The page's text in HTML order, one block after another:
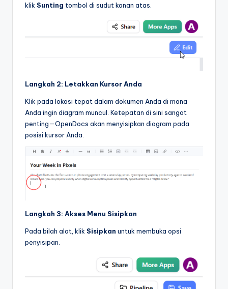
klik Sunting tombol di sudut kanan atas.
Langkah 2: Letakkan Kursor Anda
Klik pada lokasi tepat dalam dokumen Anda di mana
Anda ingin diagram muncul. Ketepatan di sini sangat
penting—OpenDocs akan menyisipkan diagram pada
posisi kursor Anda.
Langkah 3: Akses Menu Sisipkan
Pada bilah alat, klik Sisipkan untuk membuka opsi
penyisipan.